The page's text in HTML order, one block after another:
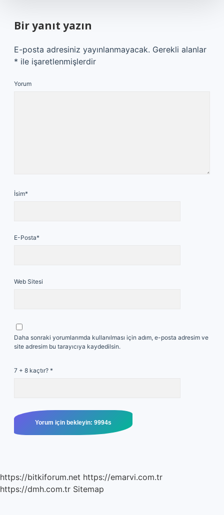
Bir yanıt yazın
E-posta adresiniz yayınlanmayacak. Gerekli alanlar
* ile işaretlenmişlerdir
Yorum
İsim*
E-Posta*
Web Sitesi
Daha sonraki yorumlarımda kullanılması için adım, e-posta adresim ve
site adresim bu tarayıcıya kaydedilsin.
7 + 8 kaçtır? *
https://bitkiforum.net https://emarvi.com.tr
https://dmh.com.tr Sitemap